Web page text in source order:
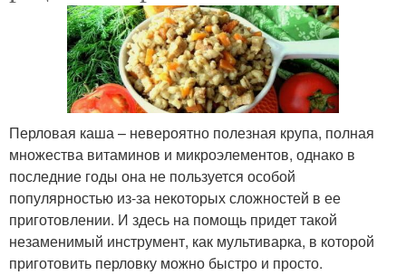
Перловая каша – невероятно полезная крупа, полная
множества витаминов и микроэлементов, однако в
последние годы она не пользуется особой
популярностью из-за некоторых сложностей в ее
приготовлении. И здесь на помощь придет такой
незаменимый инструмент, как мультиварка, в которой
приготовить перловку можно быстро и просто.